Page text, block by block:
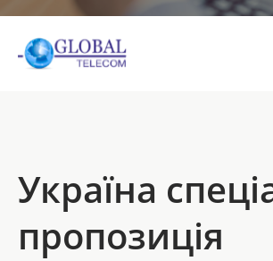
Україна
пропозиція